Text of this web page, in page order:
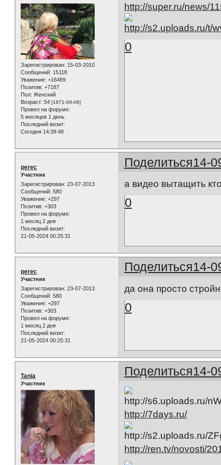
Зарегистрирован: 15-03-2010
Сообщений: 15118
Уважение: +16469
Позитив: +7187
Пол: Женский
Возраст: 54 [1971-09-06]
Провел на форуме:
5 месяцев 1 день
Последний визит:
Сегодня 14:39:48
http://super.ru/news/
0
Поделиться14-
perec
Участник
Зарегистрирован: 23-07-2013
Сообщений: 580
Уважение: +297
Позитив: +303
Провел на форуме:
1 месяц 2 дня
Последний визит:
21-05-2024 00:25:31
а видео вытащить
0
Поделиться14-
perec
Участник
Зарегистрирован: 23-07-2013
Сообщений: 580
Уважение: +297
Позитив: +303
Провел на форуме:
1 месяц 2 дня
Последний визит:
21-05-2024 00:25:31
да она просто
0
Поделиться14-
Tanja
Участник
http://7days.ru/
http://ren.tv/novosti/